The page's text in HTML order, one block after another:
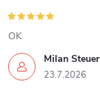
p
i
s
Milan Steuer
23.7.2026
OK